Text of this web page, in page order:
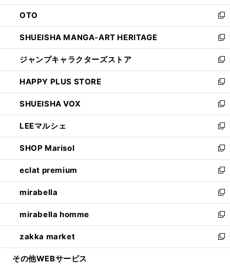
ウ
で
開
く
ン
ド
ウ
で
開
く
OTO
新
し
い
ウ
ィ
ン
ド
ウ
で
開
く
SHUEISHA MANGA-ART HERITAGE
新
し
い
ウ
ィ
ン
ド
ウ
で
開
く
ジャンプキャラクターズストア
新
し
い
ウ
ィ
ン
ド
ウ
で
開
く
HAPPY PLUS STORE
新
し
い
ウ
ィ
ン
ド
ウ
で
開
く
SHUEISHA VOX
新
し
い
ウ
ィ
ン
ド
ウ
で
開
く
LEEマルシェ
新
し
い
ウ
ィ
ン
ド
ウ
で
開
く
SHOP Marisol
新
し
い
ウ
ィ
ン
ド
ウ
で
開
eclat premium
新
し
い
ウ
ィ
ン
ド
ウ
mirabella
新
し
い
ウ
ィ
ン
mirabella homme
新
し
い
ウ
zakka market
新
し
その他WEBサービス